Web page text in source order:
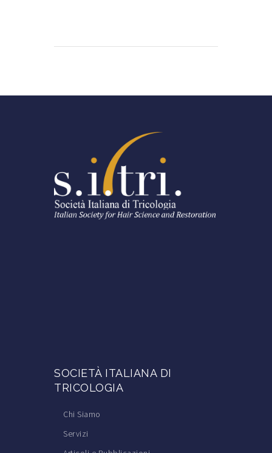
SOCIETÀ ITALIANA DI
TRICOLOGIA
Chi Siamo
Servizi